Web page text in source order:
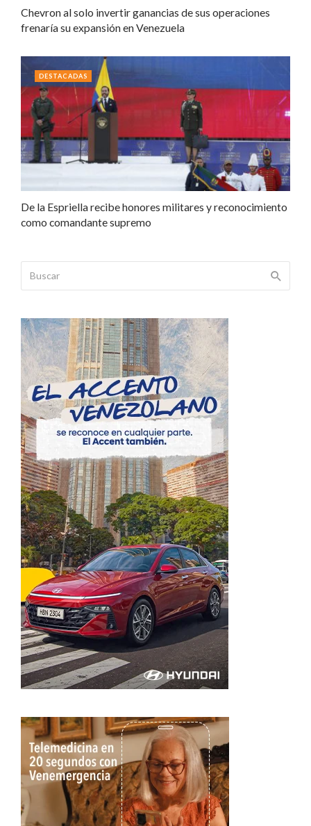
Chevron al solo invertir ganancias de sus operaciones
frenaría su expansión en Venezuela
De la Espriella recibe honores militares y reconocimiento
como comandante supremo
DESTACADAS